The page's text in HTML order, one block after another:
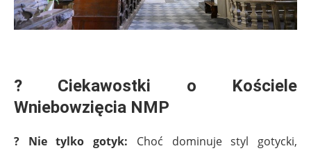
? Ciekawostki o Kościele
Wniebowzięcia NMP
? Nie tylko gotyk: Choć dominuje styl gotycki,